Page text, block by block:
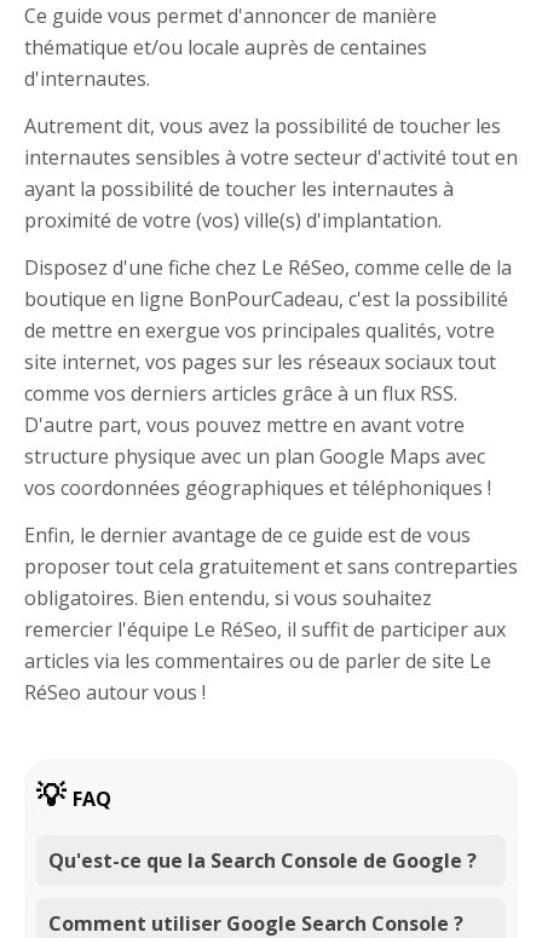
Ce guide vous permet d'annoncer de manière
thématique et/ou locale auprès de centaines
d'internautes.
Autrement dit, vous avez la possibilité de toucher les
internautes sensibles à votre secteur d'activité tout en
ayant la possibilité de toucher les internautes à
proximité de votre (vos) ville(s) d'implantation.
Disposez d'une fiche chez Le RéSeo, comme celle de la
boutique en ligne BonPourCadeau, c'est la possibilité
de mettre en exergue vos principales qualités, votre
site internet, vos pages sur les réseaux sociaux tout
comme vos derniers articles grâce à un flux RSS.
D'autre part, vous pouvez mettre en avant votre
structure physique avec un plan Google Maps avec
vos coordonnées géographiques et téléphoniques !
Enfin, le dernier avantage de ce guide est de vous
proposer tout cela gratuitement et sans contreparties
obligatoires. Bien entendu, si vous souhaitez
remercier l'équipe Le RéSeo, il suffit de participer aux
articles via les commentaires ou de parler de site Le
RéSeo autour vous !
FAQ
Qu'est-ce que la Search Console de Google ?
Comment utiliser Google Search Console ?